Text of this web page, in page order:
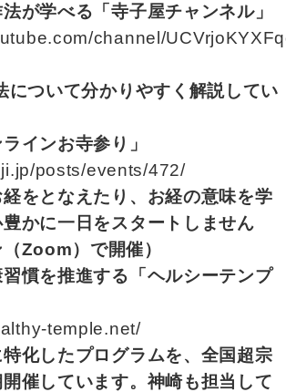
が学べる「寺子屋チャンネル」
channel/
について分かりやすく解説してい
インお寺参り」
posts/events/472/
経をとなえたり、お経の意味を学
かに一日をスタートしません
Zoom）で開催）
慣を推進する「ヘルシーテンプ
temple.net/
特化したプログラムを、全国超宗
催しています。神崎も担当して